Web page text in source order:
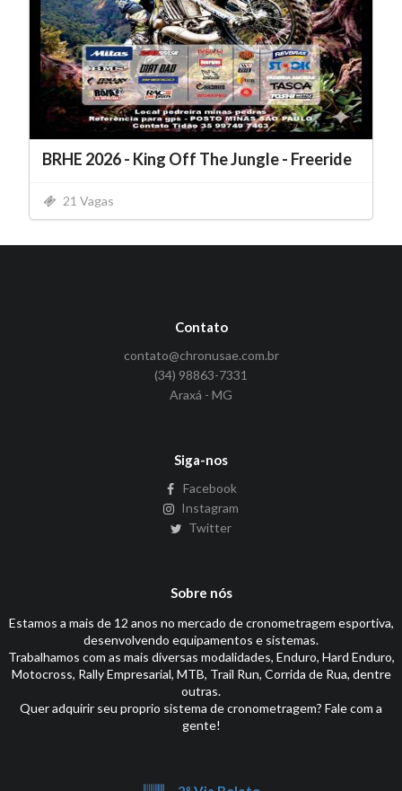
BRHE 2026 - King Off The Jungle - Freeride
21 Vagas
Contato
contato@chronusae.com.br
(34) 98863-7331
Araxá - MG
Siga-nos
Facebook
Instagram
Twitter
Sobre nós
Estamos a mais de 12 anos no mercado de cronometragem esportiva,
desenvolvendo equipamentos e sistemas.
Trabalhamos com as mais diversas modalidades, Enduro, Hard Enduro,
Motocross, Rally Empresarial, MTB, Trail Run, Corrida de Rua, dentre
outras.
Quer adquirir seu proprio sistema de cronometragem? Fale com a
gente!